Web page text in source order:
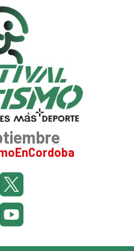

